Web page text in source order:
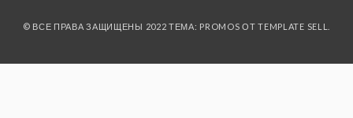
© ВСЕ ПРАВА ЗАЩИЩЕНЫ 2022 ТЕМА: PROMOS ОТTEMPLATE SELL